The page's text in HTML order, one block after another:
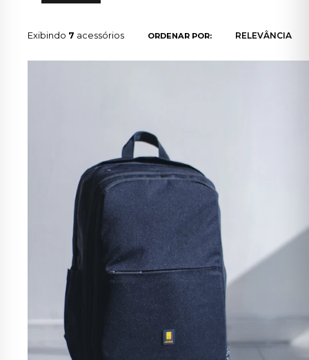
Exibindo 7 acessórios ORDENAR POR: